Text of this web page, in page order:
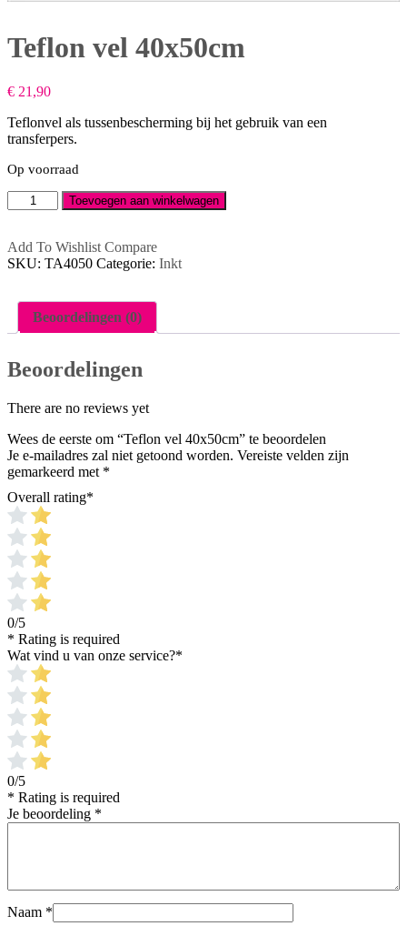
Teflon vel 40x50cm
€ 21,90
Teflonvel als tussenbescherming bij het gebruik van een
transferpers.
Op voorraad
Teflon
vel
aantal
Toevoegen aan winkelwagen
Add To Wishlist Compare
SKU: TA4050 Categorie: Inkt
Beoordelingen (0)
Beoordelingen
There are no reviews yet
Wees de eerste om “Teflon vel 40x50cm” te beoordelen
Je e-mailadres zal niet getoond worden. Vereiste velden zijn
gemarkeerd met *
Overall rating*
0/5
* Rating is required
Wat vind u van onze service?*
0/5
* Rating is required
Je beoordeling *
Naam *